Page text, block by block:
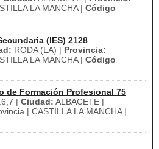
LA MANCHA | Código
(IES) 2128
RODA (LA) | Provincia:
LA MANCHA | Código
de Formación Profesional 75
| Ciudad: ALBACETE |
| CASTILLA LA MANCHA |